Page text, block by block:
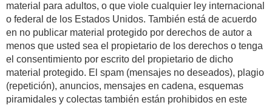
material para adultos, o que viole cualquier ley internacional
o federal de los Estados Unidos. También está de acuerdo
en no publicar material protegido por derechos de autor a
menos que usted sea el propietario de los derechos o tenga
el consentimiento por escrito del propietario de dicho
material protegido. El spam (mensajes no deseados), plagio
(repetición), anuncios, mensajes en cadena, esquemas
piramidales y colectas también están prohibidos en este